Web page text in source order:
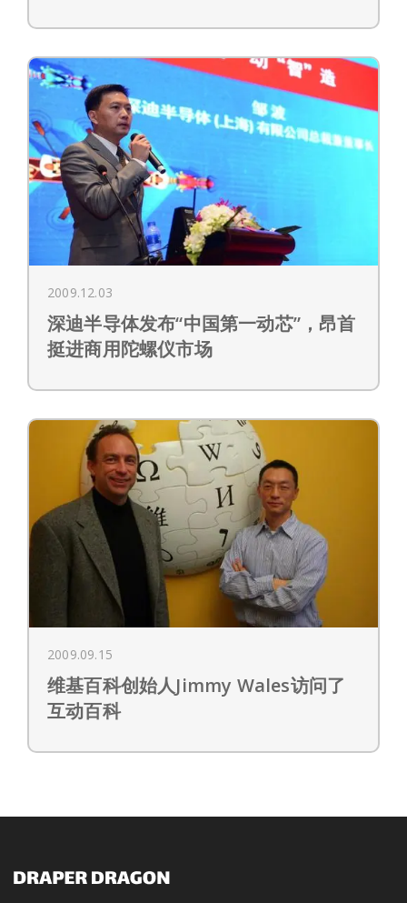
2009.12.03
深迪半导体发布“中国第一动芯”，昂首
挺进商用陀螺仪市场
2009.09.15
维基百科创始人Jimmy Wales访问了
互动百科